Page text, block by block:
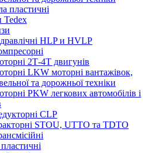
пластичні
Tedex
HLP и HVLP
2Т-4Т двигунів
LKW моторні вантажівок,
та дорожньої техніки
PKW легкових автомобілів і
CLP
STOU, UTTO та TDTO